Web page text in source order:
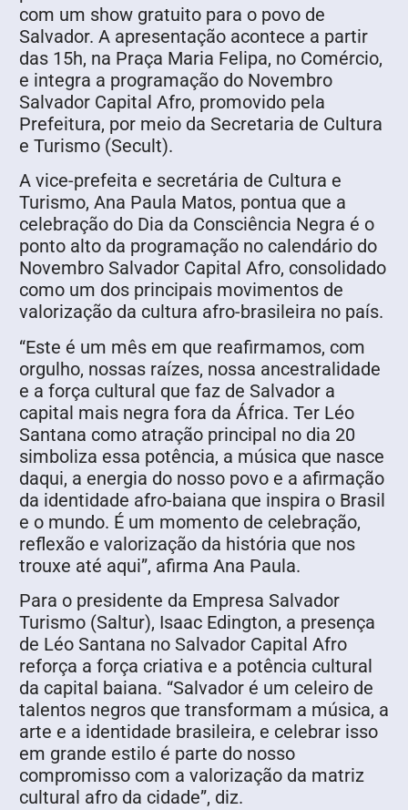
com um show gratuito para o povo de
Salvador. A apresentação acontece a partir
das 15h, na Praça Maria Felipa, no Comércio,
e integra a programação do Novembro
Salvador Capital Afro, promovido pela
Prefeitura, por meio da Secretaria de Cultura
e Turismo (Secult).
A vice-prefeita e secretária de Cultura e
Turismo, Ana Paula Matos, pontua que a
celebração do Dia da Consciência Negra é o
ponto alto da programação no calendário do
Novembro Salvador Capital Afro, consolidado
como um dos principais movimentos de
valorização da cultura afro-brasileira no país.
“Este é um mês em que reafirmamos, com
orgulho, nossas raízes, nossa ancestralidade
e a força cultural que faz de Salvador a
capital mais negra fora da África. Ter Léo
Santana como atração principal no dia 20
simboliza essa potência, a música que nasce
daqui, a energia do nosso povo e a afirmação
da identidade afro-baiana que inspira o Brasil
e o mundo. É um momento de celebração,
reflexão e valorização da história que nos
trouxe até aqui”, afirma Ana Paula.
Para o presidente da Empresa Salvador
Turismo (Saltur), Isaac Edington, a presença
de Léo Santana no Salvador Capital Afro
reforça a força criativa e a potência cultural
da capital baiana. “Salvador é um celeiro de
talentos negros que transformam a música, a
arte e a identidade brasileira, e celebrar isso
em grande estilo é parte do nosso
compromisso com a valorização da matriz
cultural afro da cidade”, diz.